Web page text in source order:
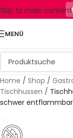
Skip to main content
MENÜ
Home / Shop /
Tischhussen /
schwer